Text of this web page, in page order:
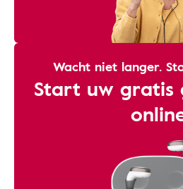
Wacht niet langer.
Start uw gratis